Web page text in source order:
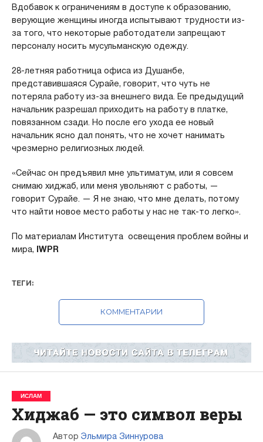
Вдобавок к ограничениям в доступе к образованию,
верующие женщины иногда испытывают трудности из-
за того, что некоторые работодатели запрещают
персоналу носить мусульманскую одежду.
28-летняя работница офиса из Душанбе,
представившаяся Сурайе, говорит, что чуть не
потеряла работу из-за внешнего вида. Ее предыдущий
начальник разрешал приходить на работу в платке,
повязанном сзади. Но после его ухода ее новый
начальник ясно дал понять, что не хочет нанимать
чрезмерно религиозных людей.
«Сейчас он предъявил мне ультиматум, или я совсем
снимаю хиджаб, или меня увольняют с работы, —
говорит Сурайе. — Я не знаю, что мне делать, потому
что найти новое место работы у нас не так-то легко».
По материалам Института освещения проблем войны и
мира, IWPR
ТЕГИ:
КОММЕНТАРИИ
ИСЛАМ
Хиджаб — это символ веры
Автор Эльмира Зиннурова